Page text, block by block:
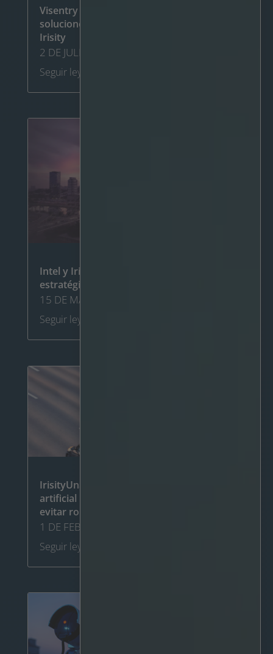
Visentry mejora la seguridad con las
soluciones de análisis de vídeo de IA de
Irisity
2 DE JULIO DE 2024
Seguir leyendo
Intel y Irisity anuncian una asociación
estratégica en América Latina
15 DE MAYO DE 2024
Seguir leyendo
IrisityUna solución de inteligencia
artificial rastrea a personas en moto para
evitar robos (portugués)
1 DE FEBRERO DE 2024
Seguir leyendo